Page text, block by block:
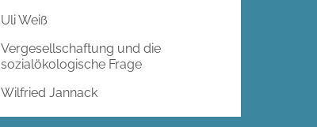
Uli Weiß
Vergesellschaftung und die
sozialökologische Frage
Wilfried Jannack